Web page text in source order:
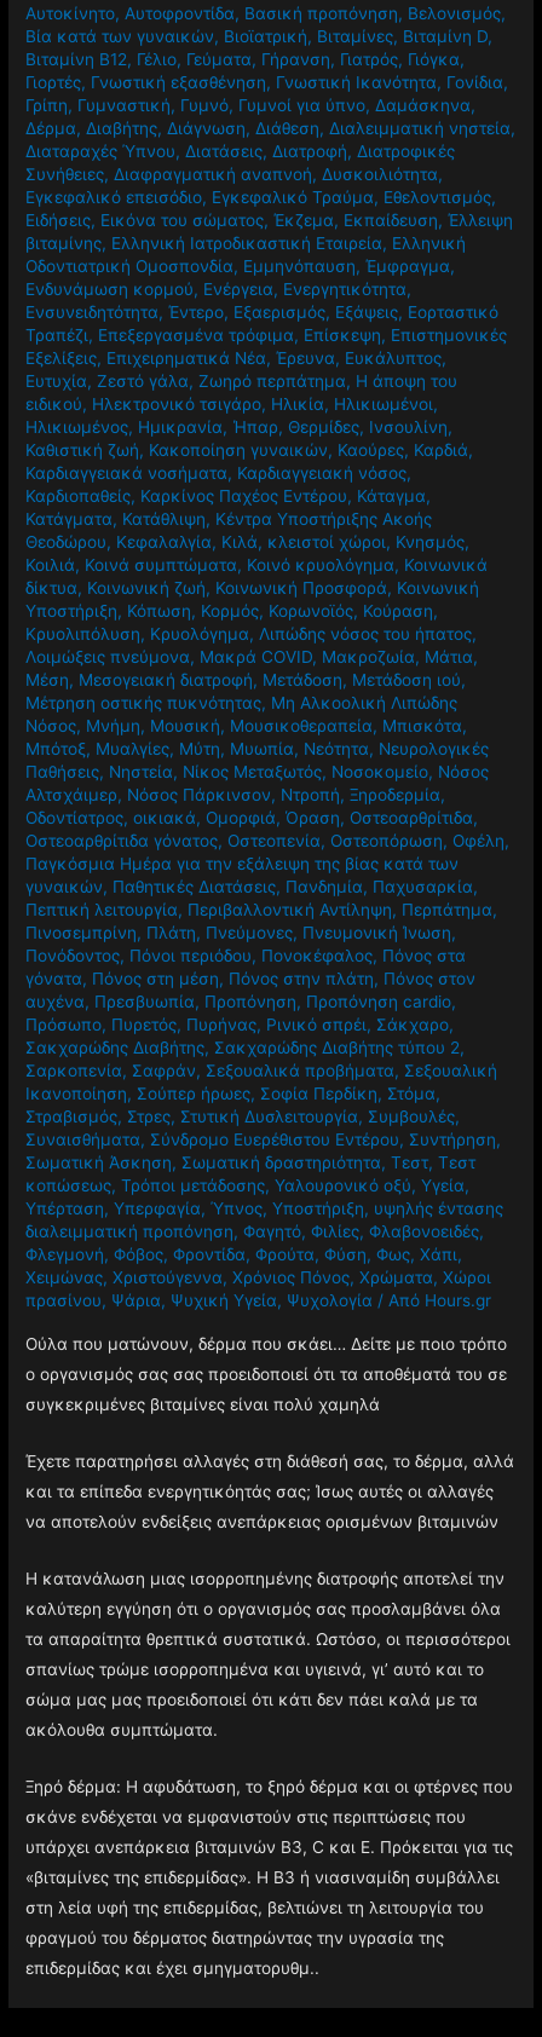
Αυτοκίνητο,Αυτοφροντίδα, Βασική προπόνηση, Βελονισμός,
Βία κατά των γυναικών, Βιοϊατρική, Βιταμίνες, Βιταμίνη D,
Βιταμίνη Β12, Γέλιο, Γεύματα, Γήρανση, Γιατρός, Γιόγκα,
Γιορτές, Γνωστική εξασθένηση, Γνωστική Ικανότητα, Γονίδια,
Γρίπη, Γυμναστική, Γυμνό, Γυμνοί για ύπνο,Δαμάσκηνα,
Δέρμα,Διαβήτης,Διάγνωση,Διάθεση,Διαλειμματική νηστεία,
Διαταραχές Ύπνου,Διατάσεις,Διατροφή,Διατροφικές
Συνήθειες,Διαφραγματική αναπνοή,Δυσκοιλιότητα,
Εγκεφαλικό επεισόδιο, Εγκεφαλικό Τραύμα, Εθελοντισμός,
Ειδήσεις, Εικόνα του σώματος,Έκζεμα, Εκπαίδευση,Έλλειψη
βιταμίνης, Ελληνική Ιατροδικαστική Εταιρεία, Ελληνική
Οδοντιατρική Ομοσπονδία, Εμμηνόπαυση,Έμφραγμα,
Ενδυνάμωση κορμού, Ενέργεια, Ενεργητικότητα,
Ενσυνειδητότητα,Έντερο, Εξαερισμός, Εξάψεις, Εορταστικό
Τραπέζι, Επεξεργασμένα τρόφιμα, Επίσκεψη, Επιστημονικές
Εξελίξεις, Επιχειρηματικά Νέα,Έρευνα, Ευκάλυπτος,
Ευτυχία,Ζεστό γάλα,Ζωηρό περπάτημα, Η άποψη του
ειδικού, Ηλεκτρονικό τσιγάρο, Ηλικία, Ηλικιωμένοι,
Ηλικιωμένος, Ημικρανία, Ήπαρ, Θερμίδες, Ινσουλίνη,
Καθιστική ζωή, Κακοποίηση γυναικών, Καούρες, Καρδιά,
Καρδιαγγειακά νοσήματα, Καρδιαγγειακή νόσος,
Καρδιοπαθείς, Καρκίνος Παχέος Εντέρου, Κάταγμα,
Κατάγματα, Κατάθλιψη, Κέντρα Υποστήριξης Ακοής
Θεοδώρου, Κεφαλαλγία, Κιλά, κλειστοί χώροι, Κνησμός,
Κοιλιά, Κοινά συμπτώματα, Κοινό κρυολόγημα, Κοινωνικά
δίκτυα, Κοινωνική ζωή, Κοινωνική Προσφορά, Κοινωνική
Υποστήριξη, Κόπωση, Κορμός, Κορωνοϊός, Κούραση,
Κρυολιπόλυση, Κρυολόγημα,Λιπώδης νόσος του ήπατος,
Λοιμώξεις πνεύμονα, Μακρά COVID, Μακροζωία, Μάτια,
Μέση, Μεσογειακή διατροφή, Μετάδοση, Μετάδοση ιού,
Μέτρηση οστικής πυκνότητας, Μη Αλκοολική Λιπώδης
Νόσος, Μνήμη, Μουσική, Μουσικοθεραπεία, Μπισκότα,
Μπότοξ, Μυαλγίες, Μύτη, Μυωπία, Νεότητα, Νευρολογικές
Παθήσεις, Νηστεία, Νίκος Μεταξωτός, Νοσοκομείο, Νόσος
Αλτσχάιμερ, Νόσος Πάρκινσον, Ντροπή,Ξηροδερμία,
Οδοντίατρος,οικιακά, Ομορφιά,Όραση, Οστεοαρθρίτιδα,
Οστεοαρθρίτιδα γόνατος, Οστεοπενία, Οστεοπόρωση, Οφέλη,
Παγκόσμια Ημέρα για την εξάλειψη της βίας κατά των
γυναικών, Παθητικές Διατάσεις, Πανδημία, Παχυσαρκία,
Πεπτική λειτουργία, Περιβαλλοντική Αντίληψη, Περπάτημα,
Πινοσεμπρίνη, Πλάτη, Πνεύμονες, Πνευμονική Ίνωση,
Πονόδοντος, Πόνοι περιόδου, Πονοκέφαλος, Πόνος στα
γόνατα, Πόνος στη μέση, Πόνος στην πλάτη, Πόνος στον
αυχένα, Πρεσβυωπία, Προπόνηση, Προπόνηση cardio,
Πρόσωπο, Πυρετός, Πυρήνας, Ρινικό σπρέι, Σάκχαρο,
Σακχαρώδης Διαβήτης, Σακχαρώδης Διαβήτης τύπου 2,
Σαρκοπενία, Σαφράν, Σεξουαλικά προβήματα, Σεξουαλική
Ικανοποίηση, Σούπερ ήρωες, Σοφία Περδίκη, Στόμα,
Στραβισμός, Στρες, Στυτική Δυσλειτουργία, Συμβουλές,
Συναισθήματα, Σύνδρομο Ευερέθιστου Εντέρου, Συντήρηση,
Σωματική Άσκηση, Σωματική δραστηριότητα,Τεστ,Τεστ
κοπώσεως,Τρόποι μετάδοσης,Υαλουρονικό οξύ,Υγεία,
Υπέρταση,Υπερφαγία,Ύπνος,Υποστήριξη, υψηλής έντασης
διαλειμματική προπόνηση,Φαγητό,Φιλίες,Φλαβονοειδές,
Φλεγμονή,Φόβος,Φροντίδα,Φρούτα,Φύση,Φως,Χάπι,
Χειμώνας,Χριστούγεννα,Χρόνιος Πόνος,Χρώματα,Χώροι
πρασίνου, Ψάρια, Ψυχική Υγεία, Ψυχολογία / Από Hours.gr
Ούλα που ματώνουν, δέρμα που σκάει… Δείτε με ποιο τρόπο
ο οργανισμός σας σας προειδοποιεί ότι τα αποθέματά του σε
συγκεκριμένες βιταμίνες είναι πολύ χαμηλά
Έχετε παρατηρήσει αλλαγές στη διάθεσή σας, το δέρμα, αλλά
και τα επίπεδα ενεργητικόητάς σας; Ίσως αυτές οι αλλαγές
να αποτελούν ενδείξεις ανεπάρκειας ορισμένων βιταμινών
Η κατανάλωση μιας ισορροπημένης διατροφής αποτελεί την
καλύτερη εγγύηση ότι ο οργανισμός σας προσλαμβάνει όλα
τα απαραίτητα θρεπτικά συστατικά. Ωστόσο, οι περισσότεροι
σπανίως τρώμε ισορροπημένα και υγιεινά, γι’ αυτό και το
σώμα μας μας προειδοποιεί ότι κάτι δεν πάει καλά με τα
ακόλουθα συμπτώματα.
Ξηρό δέρμα: Η αφυδάτωση, το ξηρό δέρμα και οι φτέρνες που
σκάνε ενδέχεται να εμφανιστούν στις περιπτώσεις που
υπάρχει ανεπάρκεια βιταμινών Β3, C και Ε. Πρόκειται για τις
«βιταμίνες της επιδερμίδας». Η Β3 ή νιασιναμίδη συμβάλλει
στη λεία υφή της επιδερμίδας, βελτιώνει τη λειτουργία του
φραγμού του δέρματος διατηρώντας την υγρασία της
επιδερμίδας και έχει σμηγματορυθμ..